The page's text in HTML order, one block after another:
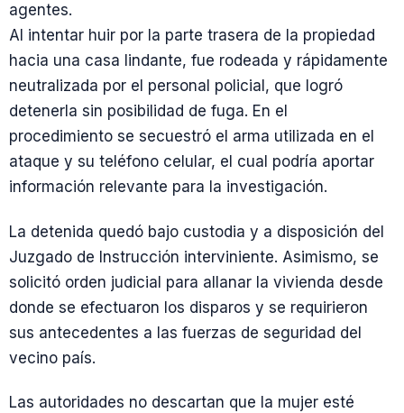
agentes.
Al intentar huir por la parte trasera de la propiedad
hacia una casa lindante, fue rodeada y rápidamente
neutralizada por el personal policial, que logró
detenerla sin posibilidad de fuga. En el
procedimiento se secuestró el arma utilizada en el
ataque y su teléfono celular, el cual podría aportar
información relevante para la investigación.
La detenida quedó bajo custodia y a disposición del
Juzgado de Instrucción interviniente. Asimismo, se
solicitó orden judicial para allanar la vivienda desde
donde se efectuaron los disparos y se requirieron
sus antecedentes a las fuerzas de seguridad del
vecino país.
Las autoridades no descartan que la mujer esté